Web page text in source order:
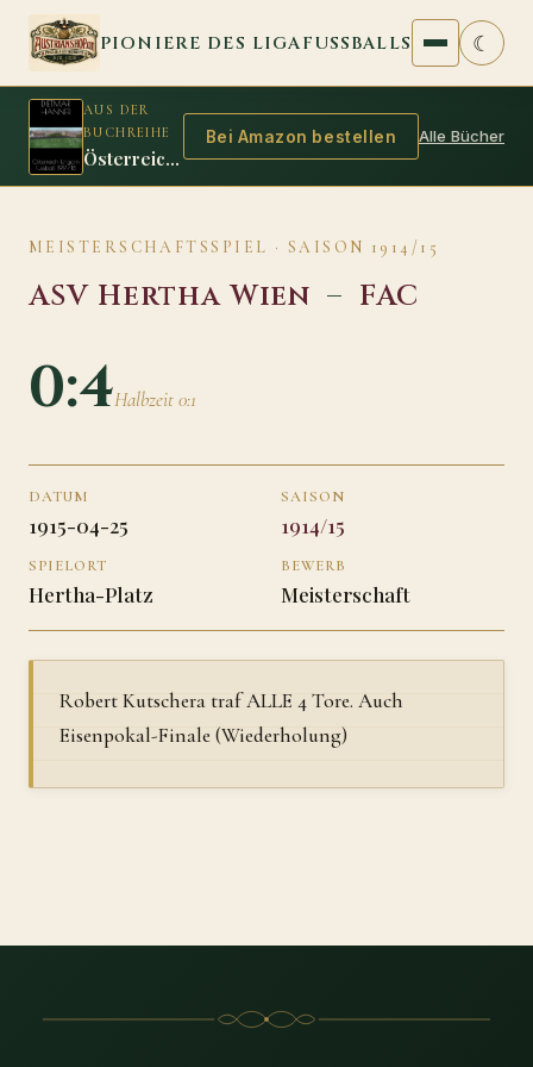
Zum Inhalt springen
PIONIERE DES LIGAFUSSBALLS ☾
AUS DER
BUCHREIHE
Österreich Ungarn Fussball 1917/18
Bei Amazon bestellen Alle Bücher
MEISTERSCHAFTSSPIEL · SAISON 1914/15
ASV Hertha Wien – FAC
0:4Halbzeit 0:1
DATUM
1915-04-25
SAISON
1914/15
SPIELORT
Hertha-Platz
BEWERB
Meisterschaft
Robert Kutschera traf ALLE 4 Tore. Auch
Eisenpokal-Finale (Wiederholung)